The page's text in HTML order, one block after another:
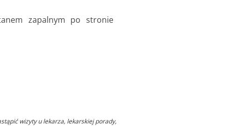
zapalnym po stronie
wizyty u lekarza, lekarskiej porady,